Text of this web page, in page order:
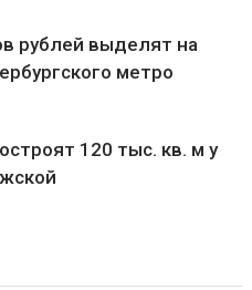
рублей выделят на
метро
120 тыс. кв. м у